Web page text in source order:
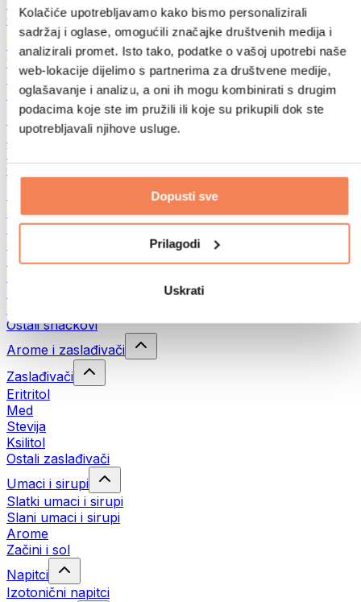
Kolačiće upotrebljavamo kako bismo personalizirali
sadržaj i oglase, omogućili značajke društvenih medija i
analizirali promet. Isto tako, podatke o vašoj upotrebi naše
web-lokacije dijelimo s partnerima za društvene medije,
oglašavanje i analizu, a oni ih mogu kombinirati s drugim
podacima koje ste im pružili ili koje su prikupili dok ste
upotrebljavali njihove usluge.
Dopusti sve
Prilagodi
Uskrati
Mahunarke
Ostalo
Maslaci od orašastih plodova
100% namazi iz orašastih plodova
Slatki namazi od orašastih plodova
Proteinski namazi od orašastih plodova
Supernamirnice
Zelena superhrana
Vlakna
Ostala superhrana
Proteinske pločice
Suho meso
Proteinski kolačići
Energetske i zobene pločice
Ostali snackovi
Arome i zaslađivači
Zaslađivači
Eritritol
Med
Stevija
Ksilitol
Ostali zaslađivači
Umaci i sirupi
Slatki umaci i sirupi
Slani umaci i sirupi
Arome
Začini i sol
Napitci
Izotonični napitci